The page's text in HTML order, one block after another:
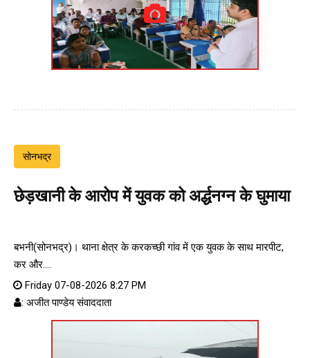
सोनभद्र
छेड़खानी के आरोप में युवक को अर्द्धनग्न के घुमाया
बभनी(सोनभद्र)। थाना क्षेत्र के करकच्छी गांव में एक युवक के साथ मारपीट,
कर और....
Friday 07-08-2026 8:27 PM
: अजीत पाण्डेय संवाददाता